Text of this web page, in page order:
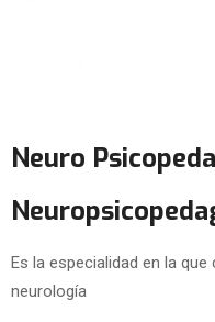
Neuro
Es la especialidad en la
neurología